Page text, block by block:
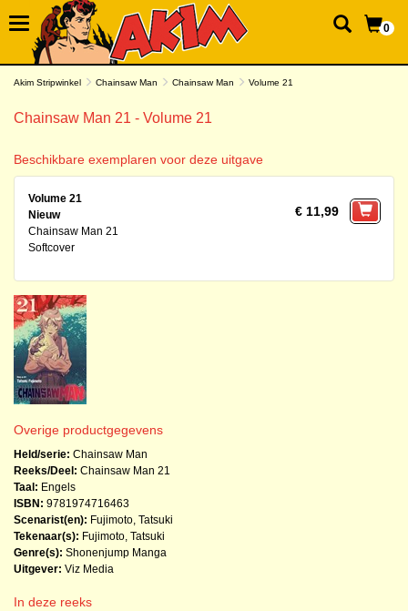
0
Akim Stripwinkel Chainsaw Man Chainsaw Man Volume 21
Chainsaw Man 21 - Volume 21
Beschikbare exemplaren voor deze uitgave
Volume 21
Nieuw
Chainsaw Man 21
Softcover
€ 11,99
Overige productgegevens
Held/serie: Chainsaw Man
Reeks/Deel: Chainsaw Man 21
Taal: Engels
ISBN: 9781974716463
Scenarist(en): Fujimoto, Tatsuki
Tekenaar(s): Fujimoto, Tatsuki
Genre(s): Shonenjump Manga
Uitgever: Viz Media
In deze reeks